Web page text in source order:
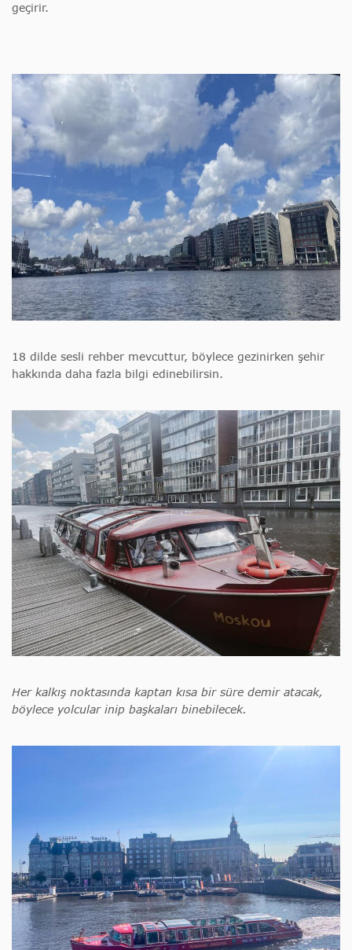
geçirir.
18 dilde sesli rehber mevcuttur, böylece gezinirken şehir
hakkında daha fazla bilgi edinebilirsin.
Her kalkış noktasında kaptan kısa bir süre demir atacak,
böylece yolcular inip başkaları binebilecek.